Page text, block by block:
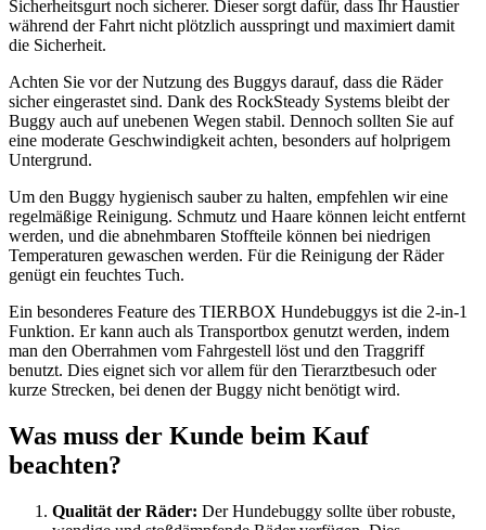
Sicherheitsgurt noch sicherer. Dieser sorgt dafür, dass Ihr Haustier
während der Fahrt nicht plötzlich ausspringt und maximiert damit
die Sicherheit.
Achten Sie vor der Nutzung des Buggys darauf, dass die Räder
sicher eingerastet sind. Dank des RockSteady Systems bleibt der
Buggy auch auf unebenen Wegen stabil. Dennoch sollten Sie auf
eine moderate Geschwindigkeit achten, besonders auf holprigem
Untergrund.
Um den Buggy hygienisch sauber zu halten, empfehlen wir eine
regelmäßige Reinigung. Schmutz und Haare können leicht entfernt
werden, und die abnehmbaren Stoffteile können bei niedrigen
Temperaturen gewaschen werden. Für die Reinigung der Räder
genügt ein feuchtes Tuch.
Ein besonderes Feature des TIERBOX Hundebuggys ist die 2-in-1
Funktion. Er kann auch als Transportbox genutzt werden, indem
man den Oberrahmen vom Fahrgestell löst und den Traggriff
benutzt. Dies eignet sich vor allem für den Tierarztbesuch oder
kurze Strecken, bei denen der Buggy nicht benötigt wird.
Was muss der Kunde beim Kauf
beachten?
Qualität der Räder: Der Hundebuggy sollte über robuste,